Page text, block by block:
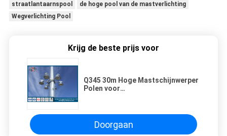
straatlantaarnspool
de hoge pool van de mastverlichting
Wegverlichting Pool
Krijg de beste prijs voor
Q345 30m Hoge Mastschijnwerper
Polen voor
Doorgaan